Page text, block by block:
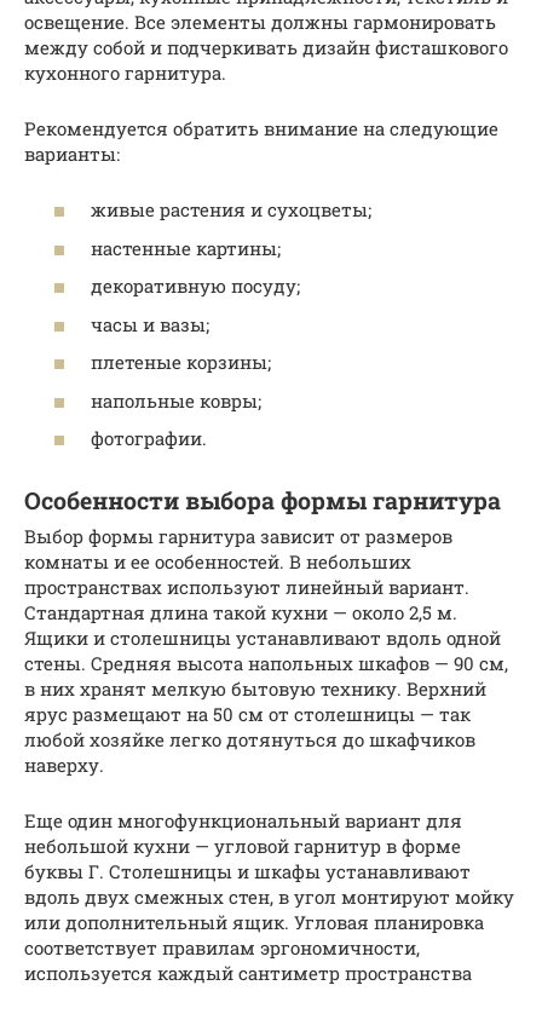
освещение. Все элементы должны гармонировать
между собой и подчеркивать дизайн фисташкового
кухонного гарнитура.
Рекомендуется обратить внимание на следующие
варианты:
живые растения и сухоцветы;
настенные картины;
декоративную посуду;
часы и вазы;
плетеные корзины;
напольные ковры;
фотографии.
Особенности выбора формы гарнитура
Выбор формы гарнитура зависит от размеров
комнаты и ее особенностей. В небольших
пространствах используют линейный вариант.
Стандартная длина такой кухни — около 2,5 м.
Ящики и столешницы устанавливают вдоль одной
стены. Средняя высота напольных шкафов — 90 см,
в них хранят мелкую бытовую технику. Верхний
ярус размещают на 50 см от столешницы — так
любой хозяйке легко дотянуться до шкафчиков
наверху.
Еще один многофункциональный вариант для
небольшой кухни — угловой гарнитур в форме
буквы Г. Столешницы и шкафы устанавливают
вдоль двух смежных стен, в угол монтируют мойку
или дополнительный ящик. Угловая планировка
соответствует правилам эргономичности,
используется каждый сантиметр пространства